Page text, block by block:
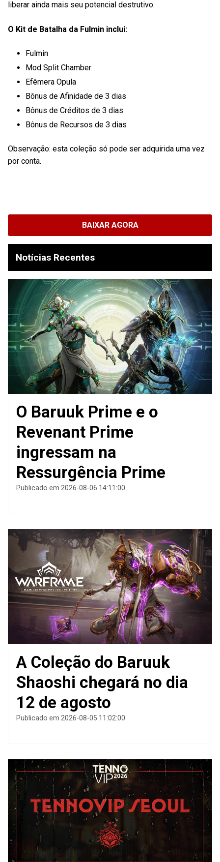
liberar ainda mais seu potencial destrutivo.
O Kit de Batalha da Fulmin inclui:
Fulmin
Mod Split Chamber
Efêmera Opula
Bônus de Afinidade de 3 dias
Bônus de Créditos de 3 dias
Bônus de Recursos de 3 dias
Observação: esta coleção só pode ser adquirida uma vez
por conta.
BAIXAR AGORA
Notícias Recentes
O Baruuk Prime e o
Revenant Prime
ingressam na
Ressurgência Prime
Publicado em 2026-08-06 14:11:00
A Coleção do Baruuk
Shaoshi chegará no dia
12 de agosto
Publicado em 2026-08-05 11:02:00